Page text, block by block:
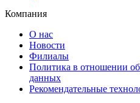
Компания
О нас
Новости
Филиалы
Политика в отношении
данных
Рекомендательные